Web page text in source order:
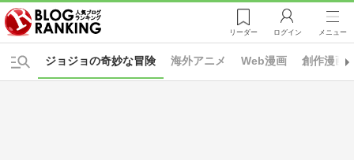
リーダー ログイン メニュー
海外アニメ Web漫画 創作漫画
ジョジョの奇妙な冒険